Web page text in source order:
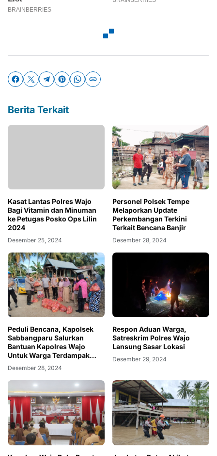
Berita Terkait
Kasat Lantas Polres Wajo
Bagi Vitamin dan Minuman
ke Petugas Posko Ops Lilin
2024
Desember 25, 2024
Personel Polsek Tempe
Melaporkan Update
Perkembangan Terkini
Terkait Bencana Banjir
Desember 28, 2024
Peduli Bencana, Kapolsek
Sabbangparu Salurkan
Bantuan Kapolres Wajo
Untuk Warga Terdampak
Banjir
Desember 28, 2024
Respon Aduan Warga,
Satreskrim Polres Wajo
Lansung Sasar Lokasi
Desember 29, 2024